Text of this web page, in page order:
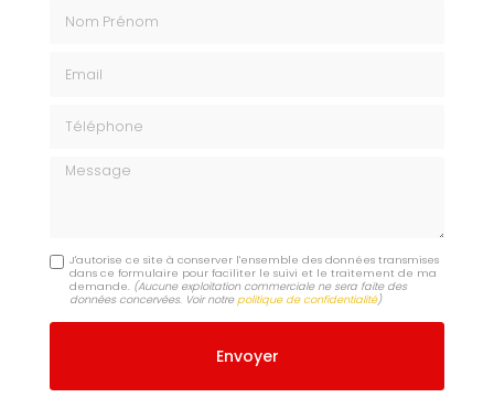
Message
J'autorise ce site à conserver l'ensemble des données transmises
dans ce formulaire pour faciliter le suivi et le traitement de ma
demande. (Aucune exploitation commerciale ne sera faite des
données concervées. Voir notrepolitique de confidentialité)